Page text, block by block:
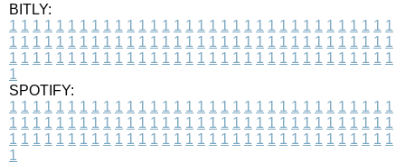
BITLY:
1 1 1 1 1 1 1 1 1 1 1 1 1 1 1 1 1 1 1 1 1 1 1 1 1 1 1 1 1 1 1 1 1
1 1 1 1 1 1 1 1 1 1 1 1 1 1 1 1 1 1 1 1 1 1 1 1 1 1 1 1 1 1 1 1 1
1 1 1 1 1 1 1 1 1 1 1 1 1 1 1 1 1 1 1 1 1 1 1 1 1 1 1 1 1 1 1 1 1
1
SPOTIFY:
1 1 1 1 1 1 1 1 1 1 1 1 1 1 1 1 1 1 1 1 1 1 1 1 1 1 1 1 1 1 1 1 1
1 1 1 1 1 1 1 1 1 1 1 1 1 1 1 1 1 1 1 1 1 1 1 1 1 1 1 1 1 1 1 1 1
1 1 1 1 1 1 1 1 1 1 1 1 1 1 1 1 1 1 1 1 1 1 1 1 1 1 1 1 1 1 1 1 1
1